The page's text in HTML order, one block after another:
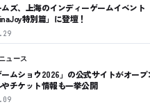
ズ、上海のインディーゲームイベント
特別篇」に登壇！
ュース
ームショウ2026」の公式サイトがオー
チケット情報も一挙公開